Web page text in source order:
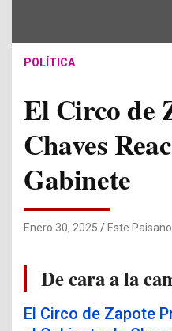
POLÍTICA
El Circo de
Chaves
Gabinete
Enero 30, 2025 Este Paisano
De cara a la
El Circo de Zapote